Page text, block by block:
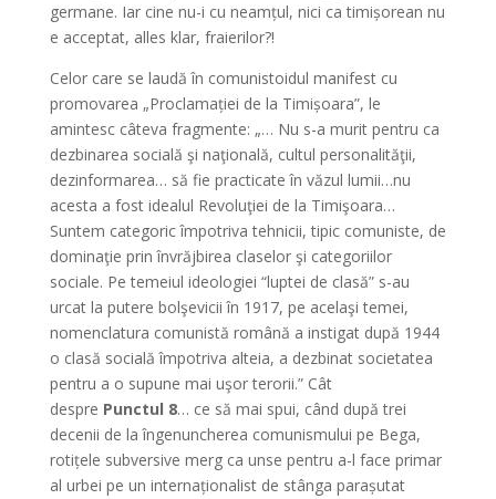
germane. Iar cine nu-i cu neamțul, nici ca timișorean nu
e acceptat, alles klar, fraierilor?!
Celor care se laudă în comunistoidul manifest cu
promovarea „Proclamației de la Timișoara”, le
amintesc câteva fragmente: „… Nu s-a murit pentru ca
dezbinarea socială şi naţională, cultul personalităţii,
dezinformarea… să fie practicate în văzul lumii…nu
acesta a fost idealul Revoluţiei de la Timişoara…
Suntem categoric împotriva tehnicii, tipic comuniste, de
dominaţie prin învrăjbirea claselor şi categoriilor
sociale. Pe temeiul ideologiei “luptei de clasă” s-au
urcat la putere bolşevicii în 1917, pe acelaşi temei,
nomenclatura comunistă română a instigat după 1944
o clasă socială împotriva alteia, a dezbinat societatea
pentru a o supune mai uşor terorii.” Cât
despre Punctul 8… ce să mai spui, când după trei
decenii de la îngenuncherea comunismului pe Bega,
rotițele subversive merg ca unse pentru a-l face primar
al urbei pe un internaționalist de stânga parașutat